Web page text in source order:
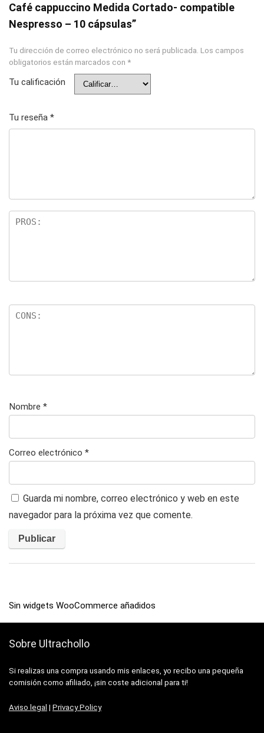
Café cappuccino Medida Cortado- compatible
Nespresso – 10 cápsulas”
Tu dirección de correo electrónico no será publicada. Los campos
obligatorios están marcados con *
Tu calificación
Tu reseña *
Nombre *
Correo electrónico *
Guarda mi nombre, correo electrónico y web en este
navegador para la próxima vez que comente.
Sin widgets WooCommerce añadidos
Sobre Ultrachollo
Si realizas una compra usando mis enlaces, yo recibo una pequeña
comisión como afiliado, ¡sin coste adicional para ti!
Aviso legal | Privacy Policy